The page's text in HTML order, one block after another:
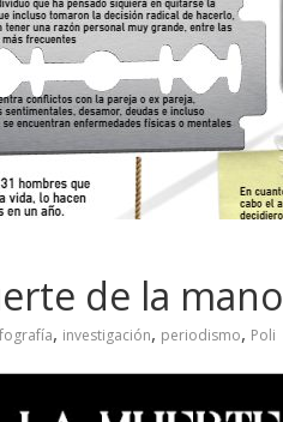
de la mano
, investigación, periodismo, Poli